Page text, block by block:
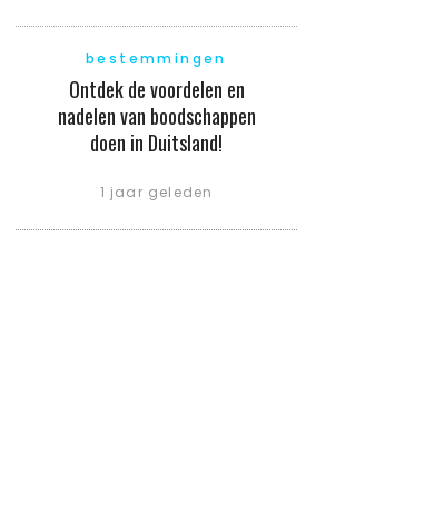
bestemmingen
Ontdek de voordelen en
nadelen van boodschappen
doen in Duitsland!
1 jaar geleden